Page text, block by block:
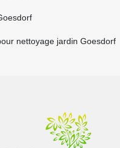
nettoyage jardin Goesdorf